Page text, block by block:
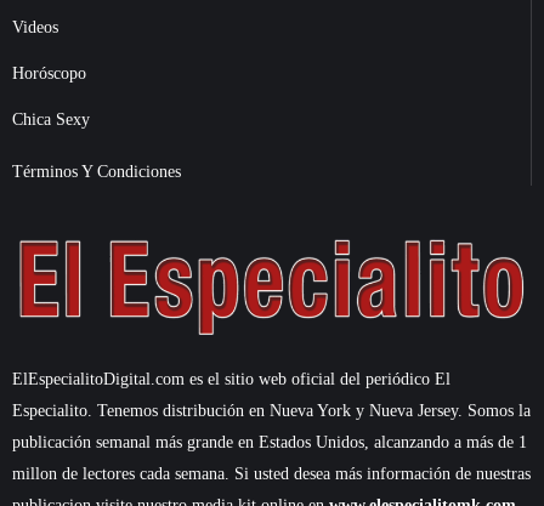
Videos
Horóscopo
Chica Sexy
Términos Y Condiciones
ElEspecialitoDigital.com es el sitio web oficial del periódico El
Especialito. Tenemos distribución en Nueva York y Nueva Jersey. Somos la
publicación semanal más grande en Estados Unidos, alcanzando a más de 1
millon de lectores cada semana. Si usted desea más información de nuestras